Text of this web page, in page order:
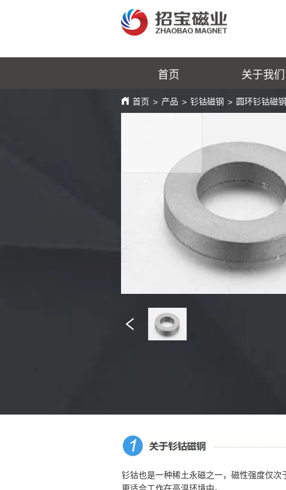
首页 关于我们
首页 > 产品 > 钐钴磁钢 > 圆环钐钴磁钢